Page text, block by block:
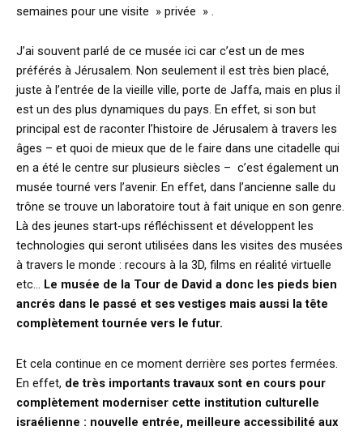
semaines pour une visite » privée » .
J’ai souvent parlé de ce musée ici car c’est un de mes
préférés à Jérusalem. Non seulement il est très bien placé,
juste à l’entrée de la vieille ville, porte de Jaffa, mais en plus il
est un des plus dynamiques du pays. En effet, si son but
principal est de raconter l’histoire de Jérusalem à travers les
âges – et quoi de mieux que de le faire dans une citadelle qui
en a été le centre sur plusieurs siècles – c’est également un
musée tourné vers l’avenir. En effet, dans l’ancienne salle du
trône se trouve un laboratoire tout à fait unique en son genre.
Là des jeunes start-ups réfléchissent et développent les
technologies qui seront utilisées dans les visites des musées
à travers le monde : recours à la 3D, films en réalité virtuelle
etc… Le musée de la Tour de David a donc les pieds bien
ancrés dans le passé et ses vestiges mais aussi la tête
complètement tournée vers le futur.
Et cela continue en ce moment derrière ses portes fermées.
En effet, de très importants travaux sont en cours pour
complètement moderniser cette institution culturelle
israélienne : nouvelle entrée, meilleure accessibilité aux